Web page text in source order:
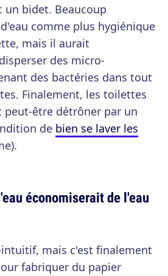
bidet. Beaucoup
comme plus hygiénique
mais il aurait
des micro-
des bactéries dans tout
Finalement, les toilettes
peut-être détrôner par un
de bien se laver les
économiserait de l'eau
mais c'est finalement
fabriquer du papier